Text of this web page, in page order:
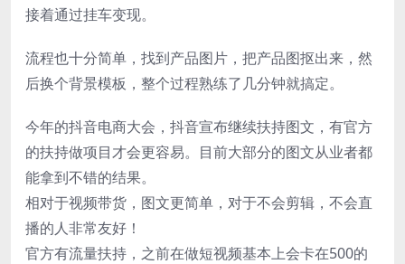
接着通过挂车变现。
流程也十分简单，找到产品图片，把产品图抠出来，然
后换个背景模板，整个过程熟练了几分钟就搞定。
今年的抖音电商大会，抖音宣布继续扶持图文，有官方
的扶持做项目才会更容易。目前大部分的图文从业者都
能拿到不错的结果。
相对于视频带货，图文更简单，对于不会剪辑，不会直
播的人非常友好！
官方有流量扶持，之前在做短视频基本上会卡在500的